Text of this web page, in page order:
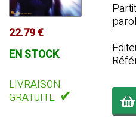
22.79 €
EN STOCK
LIVRAISON
GRATUITE ✔